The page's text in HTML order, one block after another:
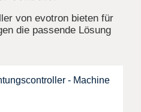
von evotron bieten für
die passende Lösung